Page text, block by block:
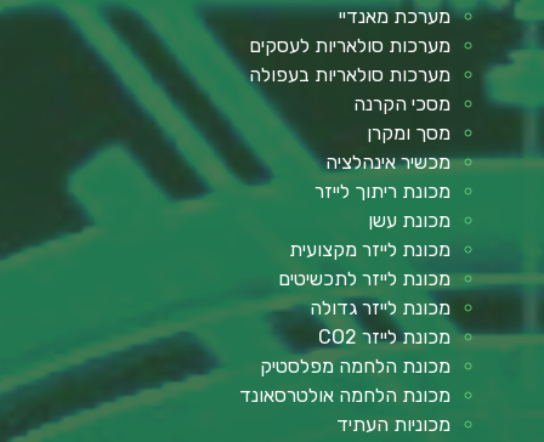
מערכת מאנדיי
מערכות סולאריות לעסקים
מערכות סולאריות בעפולה
מסכי הקרנה
מסך ומקרן
מכשיר אינהלציה
מכונת ריתוך לייזר
מכונת עשן
מכונת לייזר מקצועית
מכונת לייזר לתכשיטים
מכונת לייזר גדולה
מכונת לייזר CO2
מכונת הלחמה מפלסטיק
מכונת הלחמה אולטרסאונד
מכוניות העתיד